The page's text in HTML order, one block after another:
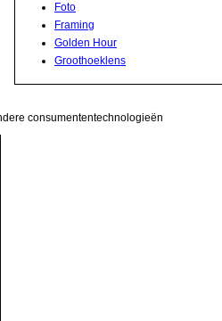
Foto
Framing
Golden Hour
Groothoeklens
consumententechnologieën